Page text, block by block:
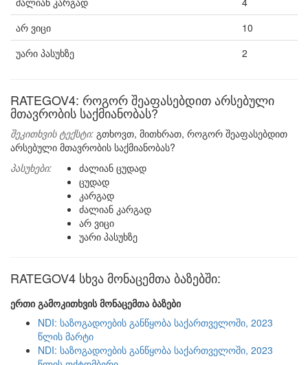
არ ვიცი
10
უარი პასუხზე
2
RATEGOV4: როგორ შეაფასებდით არსებული
მთავრობის საქმიანობას?
შეკითხვის ტექსტი: გთხოვთ, მითხრათ, როგორ შეაფასებდით
არსებული მთავრობის საქმიანობას?
პასუხები:
ძალიან ცუდად
ცუდად
კარგად
ძალიან კარგად
არ ვიცი
უარი პასუხზე
RATEGOV4 სხვა მონაცემთა ბაზებში:
ერთი გამოკითხვის მონაცემთა ბაზები
NDI: საზოგადოების განწყობა საქართველოში, 2023
წლის მარტი
NDI: საზოგადოების განწყობა საქართველოში, 2023